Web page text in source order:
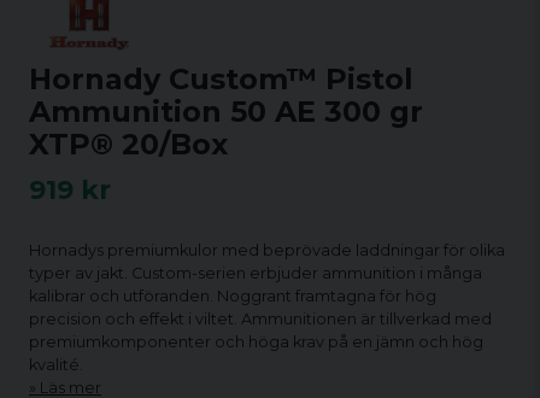
Hornady Custom™ Pistol
Ammunition 50 AE 300 gr
XTP® 20/Box
919 kr
Hornadys premiumkulor med beprövade laddningar för olika
typer av jakt. Custom-serien erbjuder ammunition i många
kalibrar och utföranden. Noggrant framtagna för hög
precision och effekt i viltet. Ammunitionen är tillverkad med
premiumkomponenter och höga krav på en jämn och hög
kvalité.
Läs mer